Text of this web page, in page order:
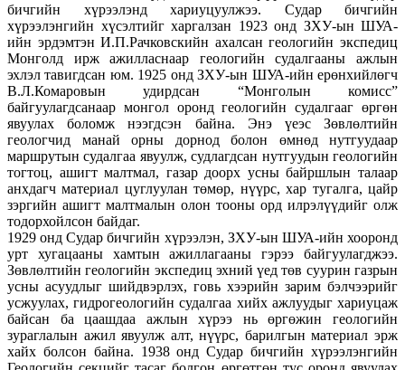
бичгийн хүрээлэнд хариуцуулжээ. Судар бичгийн
хүрээлэнгийн хүсэлтийг харгалзан 1923 онд ЗХУ-ын ШУА-
ийн эрдэмтэн И.П.Рачковскийн ахалсан геологийн экспедиц
Монголд ирж ажилласнаар геологийн судалгааны ажлын
эхлэл тавигдсан юм. 1925 онд ЗХУ-ын ШУА-ийн ерөнхийлөгч
В.Л.Комаровын удирдсан “Монголын комисс”
байгуулагдсанаар монгол оронд геологийн судалгааг өргөн
явуулах боломж нээгдсэн байна. Энэ үеэс Зөвлөлтийн
геологчид манай орны дорнод болон өмнөд нутгуудаар
маршрутын судалгаа явуулж, судлагдсан нутгуудын геологийн
тогтоц, ашигт малтмал, газар доорх усны байршлын талаар
анхдагч материал цуглуулан төмөр, нүүрс, хар тугалга, цайр
зэргийн ашигт малтмалын олон тооны орд илрэлүүдийг олж
тодорхойлсон байдаг.
1929 онд Судар бичгийн хүрээлэн, ЗХУ-ын ШУА-ийн хооронд
урт хугацааны хамтын ажиллагааны гэрээ байгуулагджээ.
Зөвлөлтийн геологийн экспедиц эхний үед төв суурин газрын
усны асуудлыг шийдвэрлэх, говь хээрийн зарим бэлчээрийг
усжуулах, гидрогеологийн судалгаа хийх ажлуудыг хариуцаж
байсан ба цаашдаа ажлын хүрээ нь өргөжин геологийн
зураглалын ажил явуулж алт, нүүрс, барилгын материал эрж
хайх болсон байна. 1938 онд Судар бичгийн хүрээлэнгийн